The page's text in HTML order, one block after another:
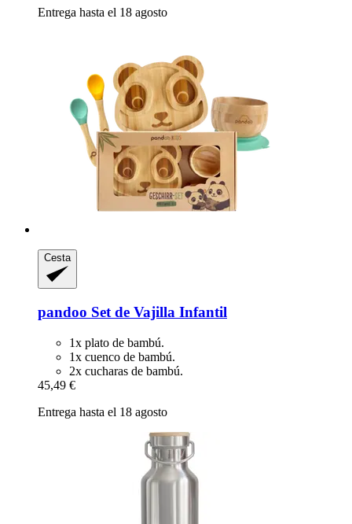
Entrega hasta el 18 agosto
Cesta
pandoo Set de Vajilla Infantil
1x plato de bambú.
1x cuenco de bambú.
2x cucharas de bambú.
45,49 €
Entrega hasta el 18 agosto